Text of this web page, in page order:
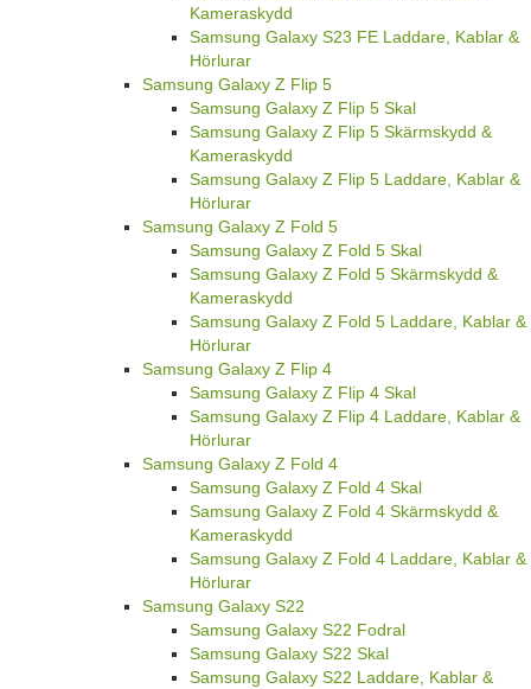
Kameraskydd
Samsung Galaxy S23 FE Laddare, Kablar &
Hörlurar
Samsung Galaxy Z Flip 5
Samsung Galaxy Z Flip 5 Skal
Samsung Galaxy Z Flip 5 Skärmskydd &
Kameraskydd
Samsung Galaxy Z Flip 5 Laddare, Kablar &
Hörlurar
Samsung Galaxy Z Fold 5
Samsung Galaxy Z Fold 5 Skal
Samsung Galaxy Z Fold 5 Skärmskydd &
Kameraskydd
Samsung Galaxy Z Fold 5 Laddare, Kablar &
Hörlurar
Samsung Galaxy Z Flip 4
Samsung Galaxy Z Flip 4 Skal
Samsung Galaxy Z Flip 4 Laddare, Kablar &
Hörlurar
Samsung Galaxy Z Fold 4
Samsung Galaxy Z Fold 4 Skal
Samsung Galaxy Z Fold 4 Skärmskydd &
Kameraskydd
Samsung Galaxy Z Fold 4 Laddare, Kablar &
Hörlurar
Samsung Galaxy S22
Samsung Galaxy S22 Fodral
Samsung Galaxy S22 Skal
Samsung Galaxy S22 Laddare, Kablar &